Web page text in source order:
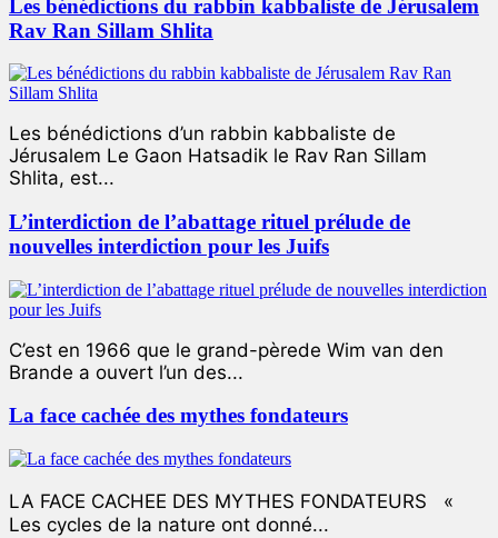
Les bénédictions du rabbin kabbaliste de Jérusalem
Rav Ran Sillam Shlita
Les bénédictions d’un rabbin kabbaliste de
Jérusalem Le Gaon Hatsadik le Rav Ran Sillam
Shlita, est...
L’interdiction de l’abattage rituel prélude de
nouvelles interdiction pour les Juifs
C’est en 1966 que le grand-pèrede Wim van den
Brande a ouvert l’un des...
La face cachée des mythes fondateurs
LA FACE CACHEE DES MYTHES FONDATEURS «
Les cycles de la nature ont donné...